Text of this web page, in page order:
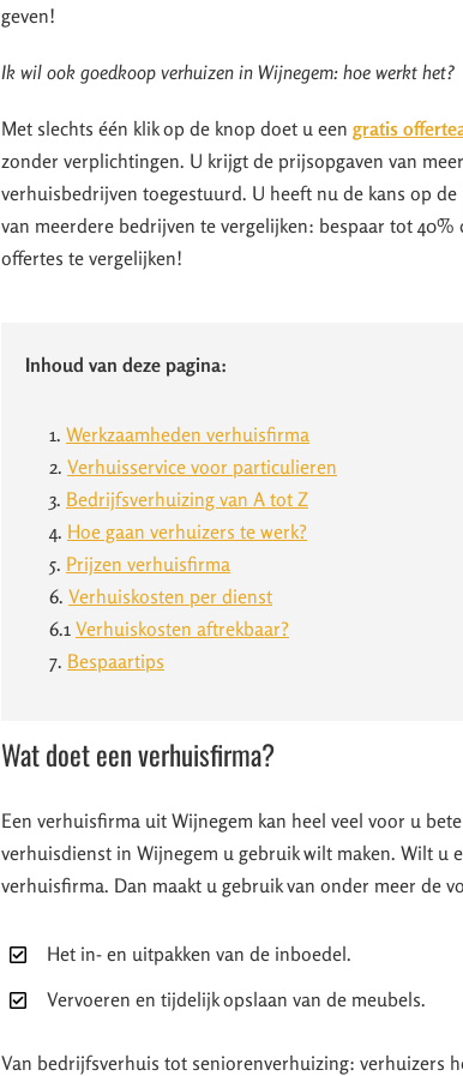
geven!
Ik wil ook goedkoop verhuizen in Wijnegem: hoe werkt het?
Met slechts één klik op de knop doet u een gratis
zonder verplichtingen. U krijgt de prijsopgaven van
verhuisbedrijven toegestuurd. U heeft nu de kans op de
van meerdere bedrijven te vergelijken: bespaar tot 40%
offertes te vergelijken!
Inhoud van deze pagina:
1. Werkzaamheden verhuisfirma
2. Verhuisservice voor particulieren
3. Bedrijfsverhuizing van A tot Z
4. Hoe gaan verhuizers te werk?
5. Prijzen verhuisfirma
6. Verhuiskosten per dienst
6.1 Verhuiskosten aftrekbaar?
7. Bespaartips
Wat doet een verhuisfirma?
Een verhuisfirma uit Wijnegem kan heel veel voor u
verhuisdienst in Wijnegem u gebruik wilt maken. Wilt u
verhuisfirma. Dan maakt u gebruik van onder meer de
Het in- en uitpakken van de inboedel.
Vervoeren en tijdelijk opslaan van de meubels.
Van bedrijfsverhuis tot seniorenverhuizing: verhuizers